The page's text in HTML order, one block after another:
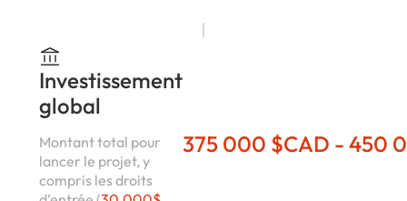
Investissement
global
Montant total pour
lancer le projet, y
compris les droits
375 000 $CAD - 450